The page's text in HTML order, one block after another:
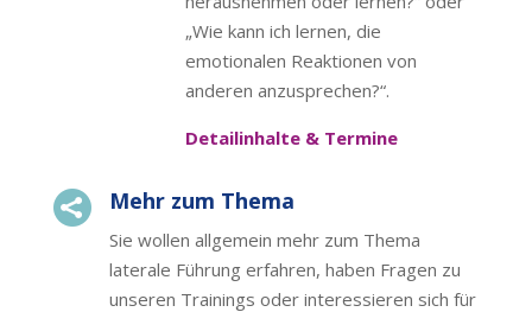
„Wie kann ich lernen, die
emotionalen Reaktionen von
anderen anzusprechen?“.
Detailinhalte & Termine
 Mehr zum Thema
Sie wollen allgemein mehr zum Thema
laterale Führung erfahren, haben Fragen zu
unseren Trainings oder interessieren sich für